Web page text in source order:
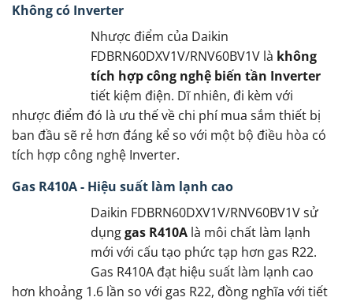
Không có Inverter
Nhược điểm của Daikin
FDBRN60DXV1V/RNV60BV1V là không
tích hợp công nghệ biến tần Inverter
tiết kiệm điện. Dĩ nhiên, đi kèm với
nhược điểm đó là ưu thế về chi phí mua sắm thiết bị
ban đầu sẽ rẻ hơn đáng kể so với một bộ điều hòa có
tích hợp công nghệ Inverter.
Gas R410A - Hiệu suất làm lạnh cao
Daikin FDBRN60DXV1V/RNV60BV1V sử
dụnggas R410A là môi chất làm lạnh
mới với cấu tạo phức tạp hơn gas R22.
Gas R410A đạt hiệu suất làm lạnh cao
hơn khoảng 1.6 lần so với gas R22, đồng nghĩa với tiết